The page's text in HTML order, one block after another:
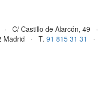
· C/ Castillo de Alarcón, 49 ·
Madrid · T. 91 815 31 31
·